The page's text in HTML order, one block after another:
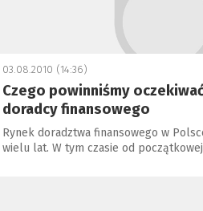
03.08.2010 (14:36)
Czego powinniśmy
doradcy finansowego
Rynek doradztwa finansowego w
wielu lat. W tym czasie od